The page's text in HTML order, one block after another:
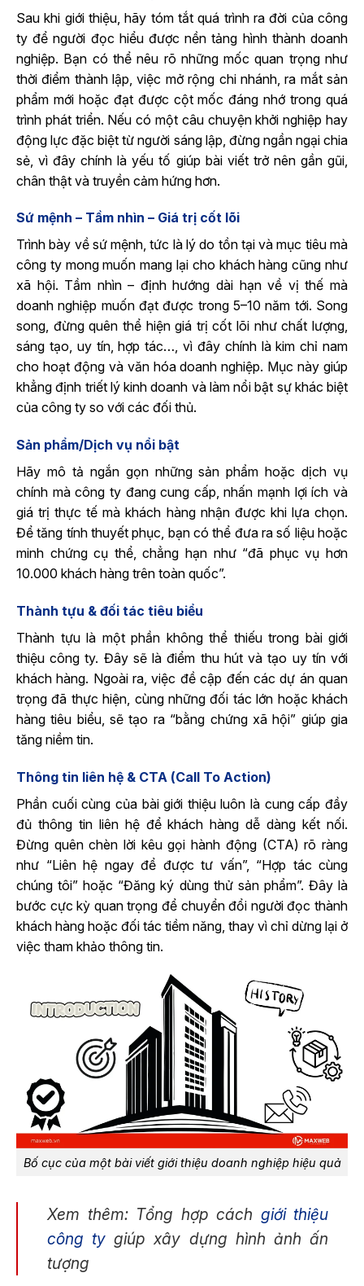
Sau khi giới thiệu, hãy tóm tắt quá trình ra đời của công
ty để người đọc hiểu được nền tảng hình thành doanh
nghiệp. Bạn có thể nêu rõ những mốc quan trọng như
thời điểm thành lập, việc mở rộng chi nhánh, ra mắt sản
phẩm mới hoặc đạt được cột mốc đáng nhớ trong quá
trình phát triển. Nếu có một câu chuyện khởi nghiệp hay
động lực đặc biệt từ người sáng lập, đừng ngần ngại chia
sẻ, vì đây chính là yếu tố giúp bài viết trở nên gần gũi,
chân thật và truyền cảm hứng hơn.
Sứ mệnh – Tầm nhìn – Giá trị cốt lõi
Trình bày về sứ mệnh, tức là lý do tồn tại và mục tiêu mà
công ty mong muốn mang lại cho khách hàng cũng như
xã hội. Tầm nhìn – định hướng dài hạn về vị thế mà
doanh nghiệp muốn đạt được trong 5–10 năm tới. Song
song, đừng quên thể hiện giá trị cốt lõi như chất lượng,
sáng tạo, uy tín, hợp tác…, vì đây chính là kim chỉ nam
cho hoạt động và văn hóa doanh nghiệp. Mục này giúp
khẳng định triết lý kinh doanh và làm nổi bật sự khác biệt
của công ty so với các đối thủ.
Sản phẩm/Dịch vụ nổi bật
Hãy mô tả ngắn gọn những sản phẩm hoặc dịch vụ
chính mà công ty đang cung cấp, nhấn mạnh lợi ích và
giá trị thực tế mà khách hàng nhận được khi lựa chọn.
Để tăng tính thuyết phục, bạn có thể đưa ra số liệu hoặc
minh chứng cụ thể, chẳng hạn như “đã phục vụ hơn
10.000 khách hàng trên toàn quốc”.
Thành tựu & đối tác tiêu biểu
Thành tựu là một phần không thể thiếu trong bài giới
thiệu công ty. Đây sẽ là điểm thu hút và tạo uy tín với
khách hàng. Ngoài ra, việc đề cập đến các dự án quan
trọng đã thực hiện, cùng những đối tác lớn hoặc khách
hàng tiêu biểu, sẽ tạo ra “bằng chứng xã hội” giúp gia
tăng niềm tin.
Thông tin liên hệ & CTA (Call To Action)
Phần cuối cùng của bài giới thiệu luôn là cung cấp đầy
đủ thông tin liên hệ để khách hàng dễ dàng kết nối.
Đừng quên chèn lời kêu gọi hành động (CTA) rõ ràng
như “Liên hệ ngay để được tư vấn”, “Hợp tác cùng
chúng tôi” hoặc “Đăng ký dùng thử sản phẩm”. Đây là
bước cực kỳ quan trọng để chuyển đổi người đọc thành
khách hàng hoặc đối tác tiềm năng, thay vì chỉ dừng lại ở
việc tham khảo thông tin.
Bố cục của một bài viết giới thiệu doanh nghiệp hiệu quả
Xem thêm: Tổng hợp cách giới thiệu
công ty giúp xây dựng hình ảnh ấn
tượng